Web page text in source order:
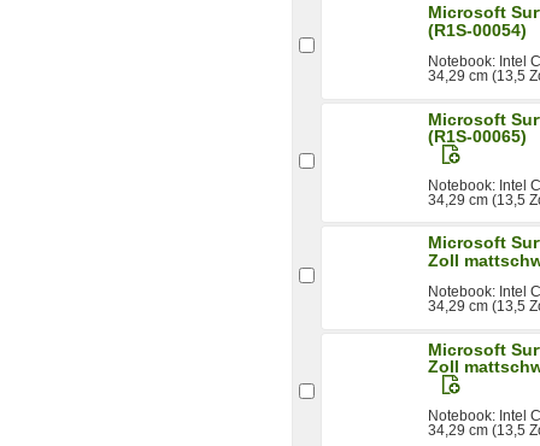
Microsoft
(R1S-00054)
Notebook: Intel
34,29 cm (13,5
Microsoft
(R1S-00065)
Notebook: Intel
34,29 cm (13,5
Microsoft
Zoll
Notebook: Intel
34,29 cm (13,5
Microsoft
Zoll
Notebook: Intel
34,29 cm (13,5